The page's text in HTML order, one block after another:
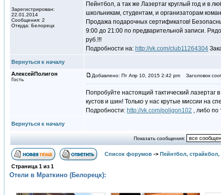
Зарегистрирован:
22.01.2014
Сообщения: 2
Откуда: Белорецк
Пейнтбол, а так же Лазертаг круглый год и в
школьникам, студентам, и организаторам
Продажа подарочных сертификатов!
9:00 до 21:00 по предварительной записи.
руб.!!!
Подробности на: http://vk.com/club11264304
Вернуться к началу
АлексейПолигон
Гость
Добавлено: Пт Апр 10, 2015 2:42 pm Заголовок
Попробуйте настоящий тактический лазертаг
кустов и шин! Только у нас крутые миссии на
Подробности: http://vk.com/poligon102 , либо по
Вернуться к началу
Показать сообщения:
Список форумов -> Пейнтбол,
Страница 1 из 1
Отели в Мраткино (Белорецк):